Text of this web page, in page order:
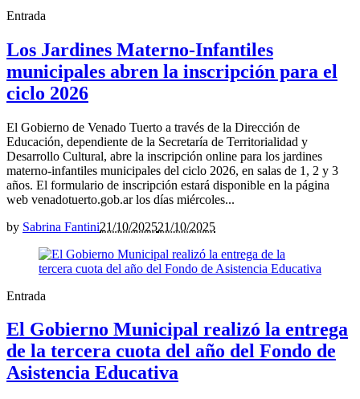
Entrada
Los Jardines Materno-Infantiles
municipales abren la inscripción para el
ciclo 2026
El Gobierno de Venado Tuerto a través de la Dirección de
Educación, dependiente de la Secretaría de Territorialidad y
Desarrollo Cultural, abre la inscripción online para los jardines
materno-infantiles municipales del ciclo 2026, en salas de 1, 2 y 3
años. El formulario de inscripción estará disponible en la página
web venadotuerto.gob.ar los días miércoles...
by Sabrina Fantini21/10/202521/10/2025
Entrada
El Gobierno Municipal realizó la entrega
de la tercera cuota del año del Fondo de
Asistencia Educativa